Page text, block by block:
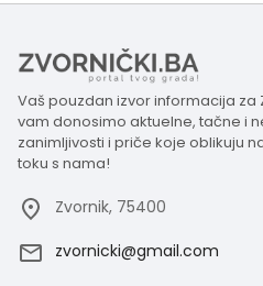
Vaš pouzdan izvor informacija za
vam donosimo aktuelne, tačne i
zanimljivosti i priče koje oblikuju
toku s nama!
Zvornik, 75400
zvornicki@gmail.com